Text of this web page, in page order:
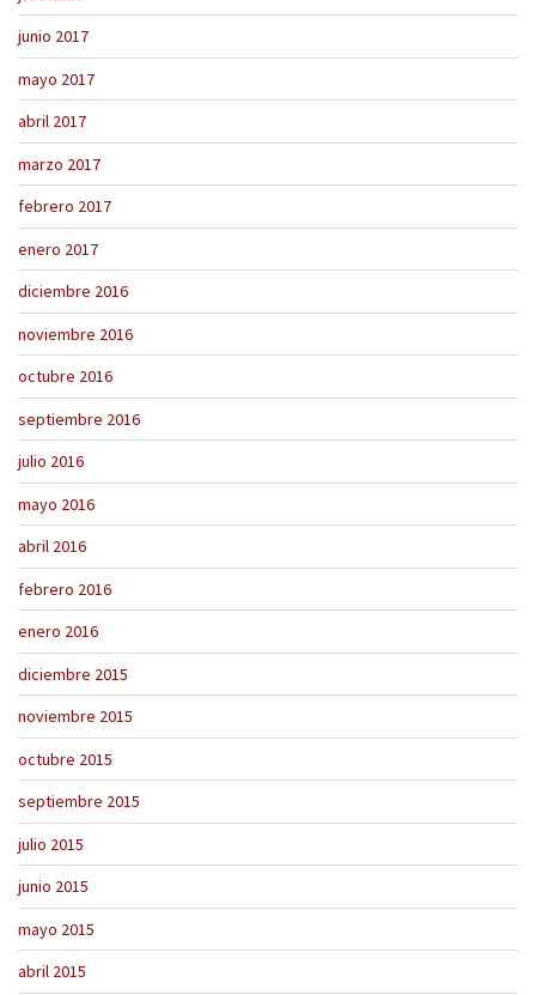
junio 2017
mayo 2017
abril 2017
marzo 2017
febrero 2017
enero 2017
diciembre 2016
noviembre 2016
octubre 2016
septiembre 2016
julio 2016
mayo 2016
abril 2016
febrero 2016
enero 2016
diciembre 2015
noviembre 2015
octubre 2015
septiembre 2015
julio 2015
junio 2015
mayo 2015
abril 2015